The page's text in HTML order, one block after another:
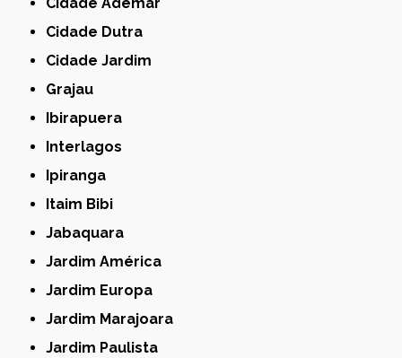
Cidade Ademar
Cidade Dutra
Cidade Jardim
Grajau
Ibirapuera
Interlagos
Ipiranga
Itaim Bibi
Jabaquara
Jardim América
Jardim Europa
Jardim Marajoara
Jardim Paulista